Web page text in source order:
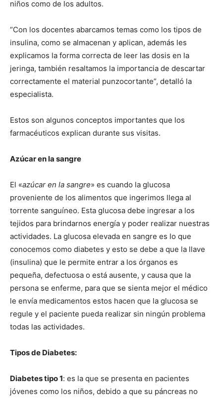
niños como de los adultos.
“Con los docentes abarcamos temas como los tipos de
insulina, como se almacenan y aplican, además les
explicamos la forma correcta de leer las dosis en la
jeringa, también resaltamos la importancia de descartar
correctamente el material punzocortante”, detalló la
especialista.
Estos son algunos conceptos importantes que los
farmacéuticos explican durante sus visitas.
Azúcar en la sangre
El «azúcar en la sangre» es cuando la glucosa
proveniente de los alimentos que ingerimos llega al
torrente sanguíneo. Esta glucosa debe ingresar a los
tejidos para brindarnos energía y poder realizar nuestras
actividades. La glucosa elevada en sangre es lo que
conocemos como diabetes y esto se debe a que la llave
(insulina) que le permite entrar a los órganos es
pequeña, defectuosa o está ausente, y causa que la
persona se enferme, para que se sienta mejor el médico
le envía medicamentos estos hacen que la glucosa se
regule y el paciente pueda realizar sin ningún problema
todas las actividades.
Tipos de Diabetes:
Diabetes tipo 1: es la que se presenta en pacientes
jóvenes como los niños, debido a que su páncreas no